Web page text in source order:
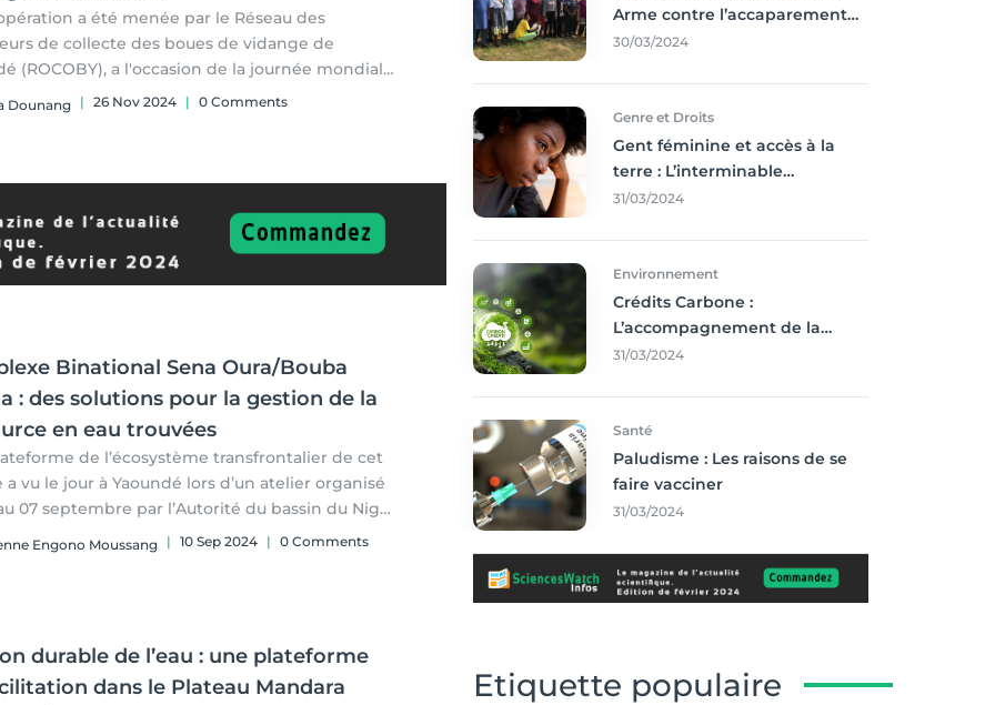
a été menée par le Réseau des
de collecte des boues de vidange de
(ROCOBY), a l'occasion de la journée mondiale
le 19 novembre 2024.
Dounang
Dounang | 26 Nov 2024 | 0 Comments
Binational Sena Oura/Bouba
: des solutions pour la gestion de la
en eau trouvées
de l’écosystème transfrontalier de cet
a vu le jour à Yaoundé lors d’un atelier organisé
par l’Autorité du bassin du Niger
camerounais de l’Economie de la
et de l’Aménagement du territoire.
Engono Moussang | 10 Sep 2024 | 0 Comments
durable de l’eau : une plateforme
dans le Plateau Mandara
Arme contre l’accaparement
des terres
30/03/2024
Genre et Droits
Gent féminine et accès à la
terre : L’interminable
recherche des droits
31/03/2024
Environnement
Crédits Carbone :
L’accompagnement de la
Francophonie
31/03/2024
Santé
Paludisme : Les raisons de se
faire vacciner
31/03/2024
Etiquette populaire